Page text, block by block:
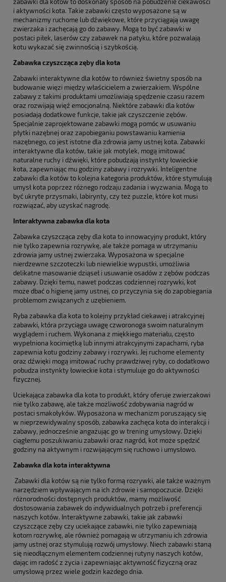
i aktywności kota. Takie zabawki często wyposażone są w
mechanizmy ruchome lub dźwiękowe, które przyciągają uwagę
zwierzaka i zachęcają go do zabawy. Mogą to być zabawki w
postaci piłek, laserów czy zabawek na patyku, które pozwalają
kotu wykazać się zwinnością i szybkością.
Zabawka czyszcząca zęby dla kota
Zabawki interaktywne dla kotów to również świetny sposób na
budowanie więzi między właścicielem a zwierzakiem. Wspólne
zabawy z takimi produktami umożliwiają spędzenie czasu razem
oraz rozwijają więź emocjonalną. Niektóre zabawki dla kotów
posiadają dodatkowe funkcje, takie jak czyszczenie zębów.
Specjalnie zaprojektowane zabawki mogą pomóc w usuwaniu
płytki nazębnej oraz zapobieganiu powstawaniu kamienia
nazębnego, co jest istotne dla zdrowia jamy ustnej kota. Zabawki
interaktywne dla kotów, takie jak motylek, mogą imitować
naturalne ruchy i dźwięki, które pobudzają instynkty łowieckie
kota, zapewniając mu godziny zabawy i rozrywki. Inteligentne
zabawki dla kotów to kolejna kategoria produktów, które stymulują
umysł kota poprzez różnego rodzaju zadania i wyzwania. Mogą to
być ukryte przysmaki, labirynty, czy też puzzle, które kot musi
rozwiązać, aby uzyskać nagrodę.
Interaktywna zabawka dla kota
Zabawka czyszcząca zęby dla kota to innowacyjny produkt, który
nie tylko zapewnia rozrywkę, ale także pomaga w utrzymaniu
zdrowia jamy ustnej zwierzaka. Wyposażona w specjalne
nierdzewne szczoteczki lub niewielkie wypustki, umożliwia
delikatne masowanie dziąseł i usuwanie osadów z zębów podczas
zabawy. Dzięki temu, nawet podczas codziennej rozrywki, kot
może dbać o higienę jamy ustnej, co przyczynia się do zapobiegania
problemom związanych z uzębieniem.
Ryba zabawka dla kota to kolejny przykład ciekawej i atrakcyjnej
zabawki, która przyciąga uwagę czworonoga swoim naturalnym
wyglądem i ruchem. Wykonana z miękkiego materiału, często
wypełniona kocimiętką lub innymi atrakcyjnymi zapachami, ryba
zapewnia kotu godziny zabawy i rozrywki. Jej ruchome elementy
oraz dźwięki mogą imitować ruchy prawdziwej ryby, co dodatkowo
pobudza instynkty łowieckie kota i stymuluje go do aktywności
fizycznej.
Uciekająca zabawka dla kota to produkt, który oferuje zwierzakowi
nie tylko zabawę, ale także możliwość zdobywania nagród w
postaci smakołyków. Wyposażona w mechanizm poruszający się
w nieprzewidywalny sposób, zabawka zachęca kota do interakcji i
zabawy, jednocześnie angażując go w trening umysłowy. Dzięki
ciągłemu poszukiwaniu zabawki oraz nagród, kot może spędzić
godziny na aktywnym i rozwijającym się ruchowo i umysłowo.
Zabawka dla kota interaktywna
Zabawki dla kotów są nie tylko formą rozrywki, ale także ważnym
narzędziem wpływającym na ich zdrowie i samopoczucie. Dzięki
różnorodności dostępnych produktów, mamy możliwość
dostosowania zabawek do indywidualnych potrzeb i preferencji
naszych kotów. Interaktywne zabawki, takie jak zabawki
czyszczące zęby czy uciekające zabawki, nie tylko zapewniają
kotom rozrywkę, ale również pomagają w utrzymaniu ich zdrowia
jamy ustnej oraz stymulują rozwój umysłowy. Niech zabawki staną
się nieodłącznym elementem codziennej rutyny naszych kotów,
dając im radość z życia i zapewniając aktywność fizyczną oraz
umysłową przez wiele godzin każdego dnia.